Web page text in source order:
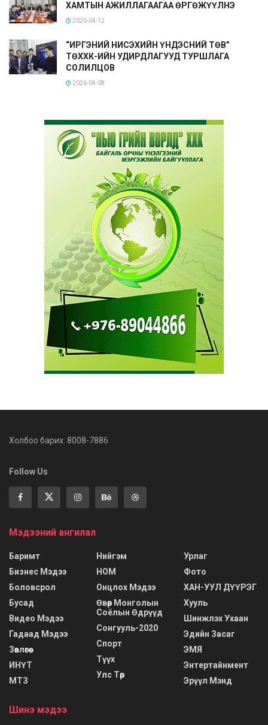
ХАМТЫН АЖИЛЛАГААГАА ӨРГӨЖҮҮЛНЭ
2026-04-12
“ИРГЭНИЙ НИСЭХИЙН ҮНДЭСНИЙ ТӨВ”
ТӨХХК-ИЙН УДИРДЛАГУУД ТУРШЛАГА
СОЛИЛЦОВ
2026-04-08
Холбоо барих: 8008-7886
Follow Us
Мэдээний ангилал
Баримт
Бизнес Мэдээ
Боловсрол
Бусад
Видео Мэдээ
Гадаад Мэдээ
Зөвлөгөө
ИНҮТ
МТЗ
Нийгэм
НОМ
Онцлох Мэдээ
Өвөр Монголын
Соёлын Өдрүүд
Сонгууль-2020
Спорт
Түүх
Улс Төр
Урлаг
Фото
ХАН-УУЛ ДҮҮРЭГ
Хууль
Шинжлэх Ухаан
Эдийн Засаг
ЭМЯ
Энтертайнмент
Эрүүл Мэнд
Шинэ мэдээ